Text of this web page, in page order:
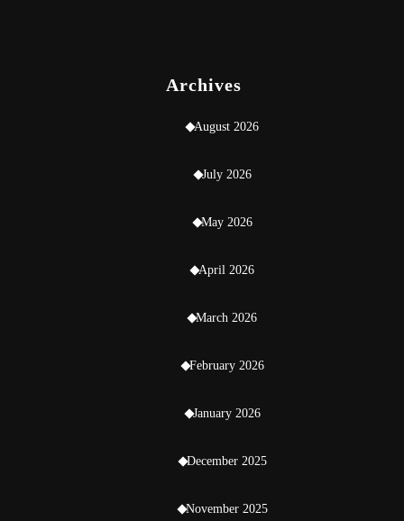
Archives
August 2026
July 2026
May 2026
April 2026
March 2026
February 2026
January 2026
December 2025
November 2025